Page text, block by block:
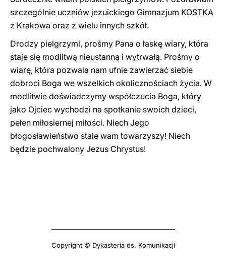
szczególnie uczniów jezuickiego Gimnazjum KOSTKA
z Krakowa oraz z wielu innych szkół.
Drodzy pielgrzymi, prośmy Pana o łaskę wiary, która
staje się modlitwą nieustanną i wytrwałą. Prośmy o
wiarę, która pozwala nam ufnie zawierzać siebie
dobroci Boga we wszelkich okolicznościach życia. W
modlitwie doświadczymy współczucia Boga, który
jako Ojciec wychodzi na spotkanie swoich dzieci,
pełen miłosiernej miłości. Niech Jego
błogosławieństwo stale wam towarzyszy! Niech
będzie pochwalony Jezus Chrystus!
Copyright © Dykasteria ds. Komunikacji